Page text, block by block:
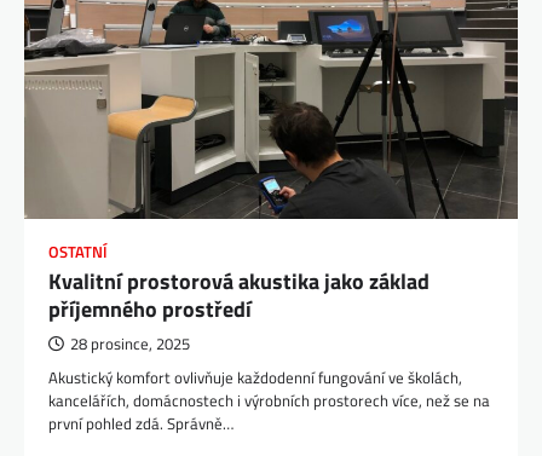
OSTATNÍ
Kvalitní prostorová akustika jako základ
příjemného prostředí
28 prosince, 2025
Akustický komfort ovlivňuje každodenní fungování ve školách,
kancelářích, domácnostech i výrobních prostorech více, než se na
první pohled zdá. Správně…